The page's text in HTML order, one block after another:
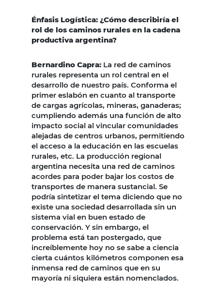
Énfasis Logística: ¿Cómo describiría el
rol de los caminos rurales en la cadena
productiva argentina?
Bernardino Capra: La red de caminos
rurales representa un rol central en el
desarrollo de nuestro país. Conforma el
primer eslabón en cuanto al transporte
de cargas agrícolas, mineras, ganaderas;
cumpliendo además una función de alto
impacto social al vincular comunidades
alejadas de centros urbanos, permitiendo
el acceso a la educación en las escuelas
rurales, etc. La producción regional
argentina necesita una red de caminos
acordes para poder bajar los costos de
transportes de manera sustancial. Se
podría sintetizar el tema diciendo que no
existe una sociedad desarrollada sin un
sistema vial en buen estado de
conservación. Y sin embargo, el
problema está tan postergado, que
increíblemente hoy no se sabe a ciencia
cierta cuántos kilómetros componen esa
inmensa red de caminos que en su
mayoría ni siquiera están nomenclados.